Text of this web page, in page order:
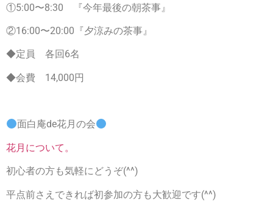
①5:00〜8:30 『今年最後の朝茶事』
②16:00〜20:00『夕涼みの茶事』
◆定員 各回6名
◆会費 14,000円
面白庵de花月の会
花月について。
初心者の方も気軽にどうぞ(^^)
平点前さえできれば初参加の方も大歓迎です(^^)